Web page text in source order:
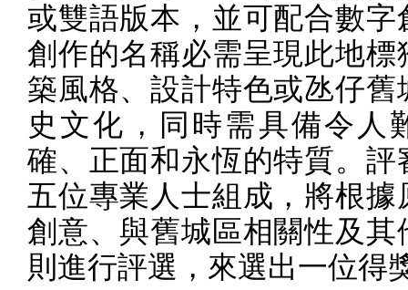
或雙語版本，並可配合數字
創作的名稱必需呈現此地標
築風格、設計特色或氹仔舊
史文化，同時需具備令人
確、正面和永恆的特質。評
五位專業人士組成，將根據
創意、與舊城區相關性及其
則進行評選，來選出一位得